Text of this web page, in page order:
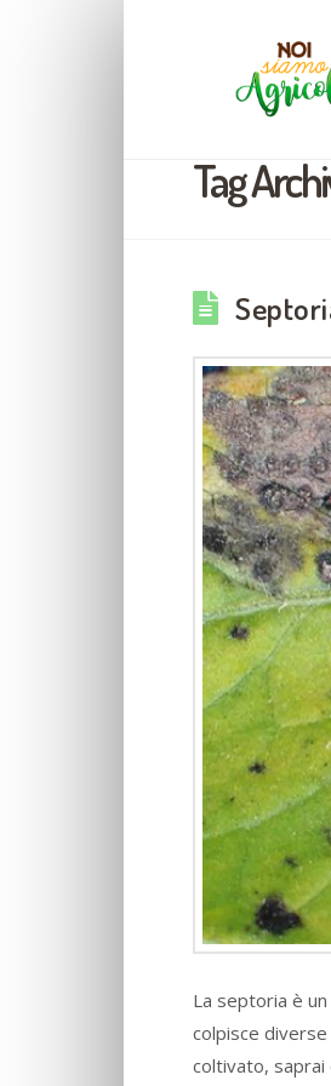
Tag
La septoria è
colpisce
coltivato,